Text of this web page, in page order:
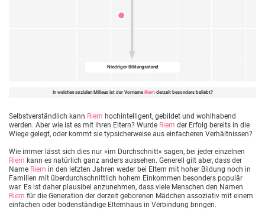
Niedriger Bildungsstand
In welchen sozialen Milieus ist der Vorname Riemderzeit besonders beliebt?
Selbstverständlich kann Riem hochintelligent, gebildet und wohlhabend
werden. Aber wie ist es mit ihren Eltern? Wurde Riem der Erfolg bereits in die
Wiege gelegt, oder kommt sie typsicherweise aus einfacheren Verhältnissen?
Wie immer lässt sich dies nur »im Durchschnitt« sagen, bei jeder einzelnen
Riem kann es natürlich ganz anders aussehen. Generell gilt aber, dass der
Name Riem in den letzten Jahren weder bei Eltern mit hoher Bildung noch in
Familien mit überdurchschnittlich hohem Einkommen besonders populär
war. Es ist daher plausibel anzunehmen, dass viele Menschen den Namen
Riem für die Generation der derzeit geborenen Mädchen assoziativ mit einem
einfachen oder bodenständige Elternhaus in Verbindung bringen.